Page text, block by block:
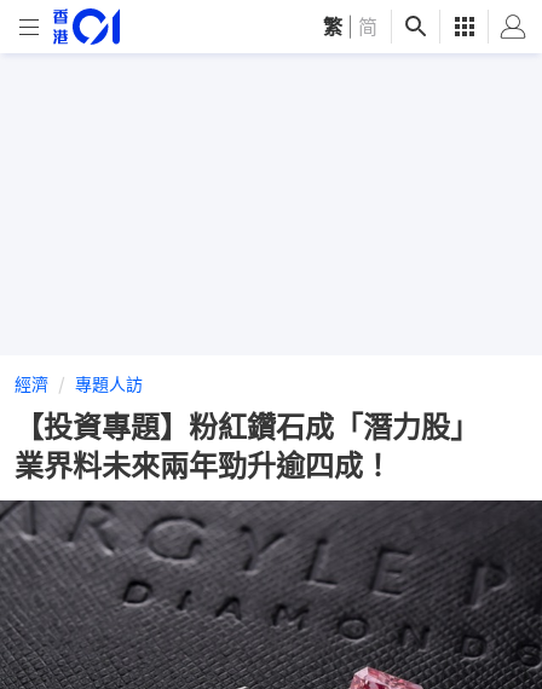
繁 简
經濟 專題人訪
【投資專題】粉紅鑽石成「潛力股」
業界料未來兩年勁升逾四成！